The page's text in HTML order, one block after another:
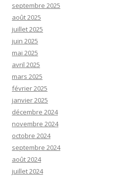
septembre 2025
août 2025
juillet 2025
juin 2025
mai 2025
avril 2025
mars 2025
février 2025
janvier 2025
décembre 2024
novembre 2024
octobre 2024
septembre 2024
août 2024
juillet 2024